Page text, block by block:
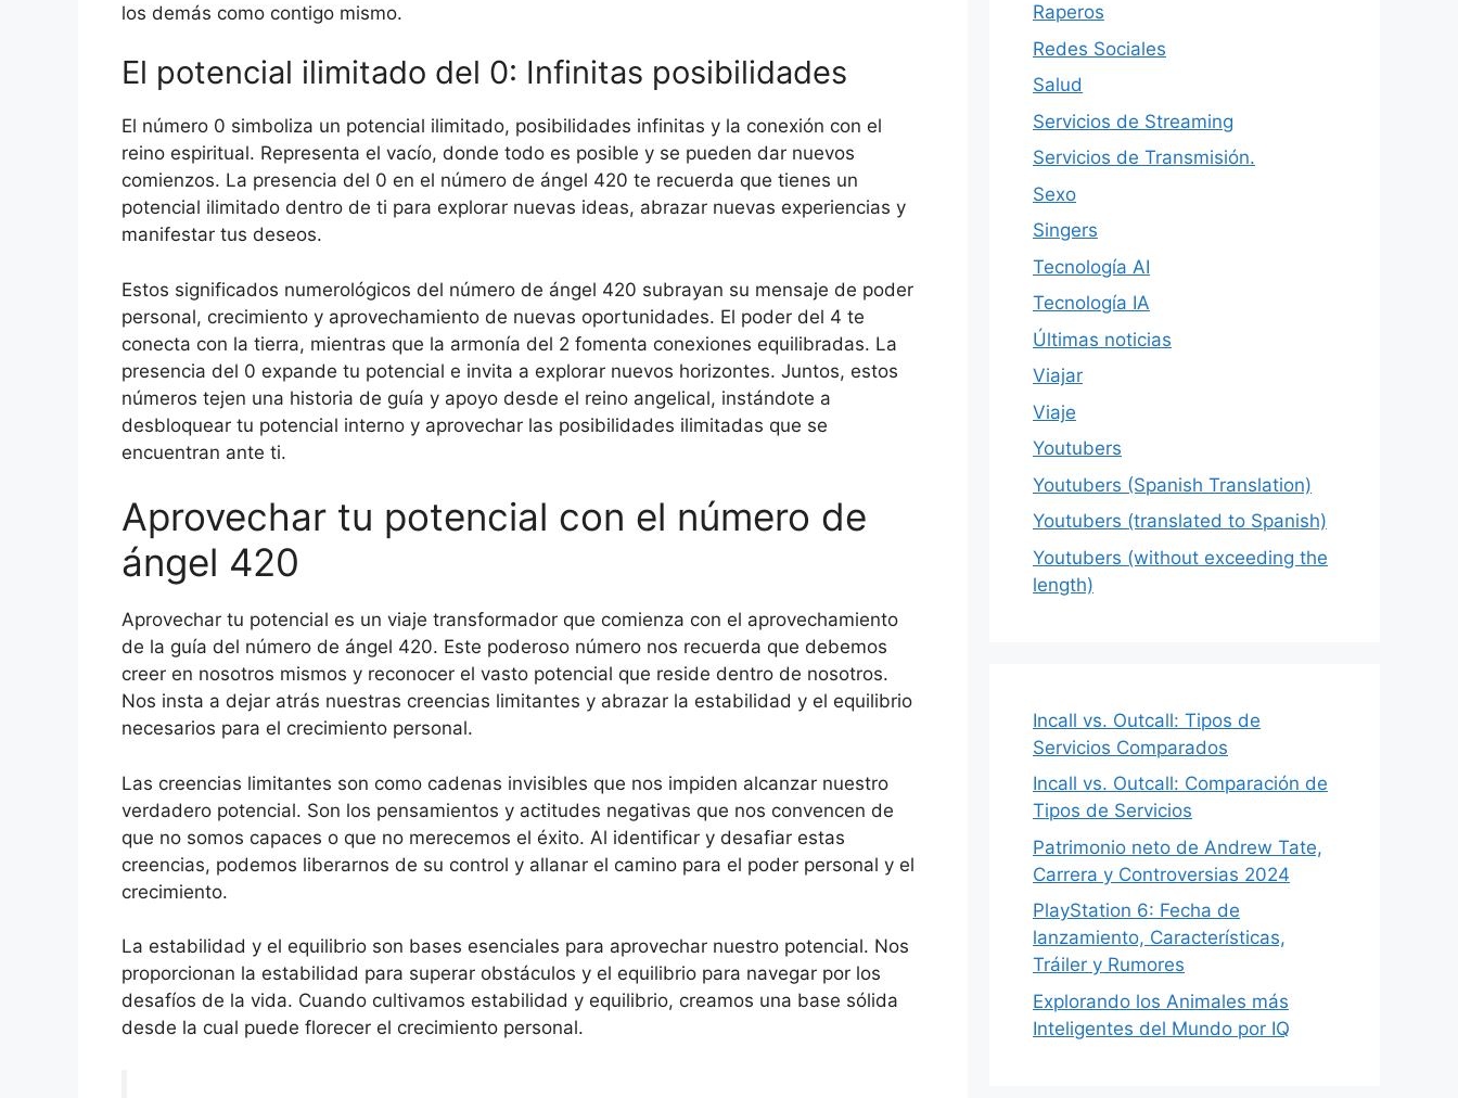
los demás como contigo mismo.
El potencial ilimitado del 0: Infinitas posibilidades
El número 0 simboliza un potencial ilimitado, posibilidades infinitas y la conexión con el
reino espiritual. Representa el vacío, donde todo es posible y se pueden dar nuevos
comienzos. La presencia del 0 en el número de ángel 420 te recuerda que tienes un
potencial ilimitado dentro de ti para explorar nuevas ideas, abrazar nuevas experiencias y
manifestar tus deseos.
Estos significados numerológicos del número de ángel 420 subrayan su mensaje de poder
personal, crecimiento y aprovechamiento de nuevas oportunidades. El poder del 4 te
conecta con la tierra, mientras que la armonía del 2 fomenta conexiones equilibradas. La
presencia del 0 expande tu potencial e invita a explorar nuevos horizontes. Juntos, estos
números tejen una historia de guía y apoyo desde el reino angelical, instándote a
desbloquear tu potencial interno y aprovechar las posibilidades ilimitadas que se
encuentran ante ti.
Aprovechar tu potencial con el número de
ángel 420
Aprovechar tu potencial es un viaje transformador que comienza con el aprovechamiento
de la guía del número de ángel 420. Este poderoso número nos recuerda que debemos
creer en nosotros mismos y reconocer el vasto potencial que reside dentro de nosotros.
Nos insta a dejar atrás nuestras creencias limitantes y abrazar la estabilidad y el equilibrio
necesarios para el crecimiento personal.
Las creencias limitantes son como cadenas invisibles que nos impiden alcanzar nuestro
verdadero potencial. Son los pensamientos y actitudes negativas que nos convencen de
que no somos capaces o que no merecemos el éxito. Al identificar y desafiar estas
creencias, podemos liberarnos de su control y allanar el camino para el poder personal y el
crecimiento.
La estabilidad y el equilibrio son bases esenciales para aprovechar nuestro potencial. Nos
proporcionan la estabilidad para superar obstáculos y el equilibrio para navegar por los
desafíos de la vida. Cuando cultivamos estabilidad y equilibrio, creamos una base sólida
desde la cual puede florecer el crecimiento personal.
Raperos
Redes Sociales
Salud
Servicios de Streaming
Servicios de Transmisión.
Sexo
Singers
Tecnología AI
Tecnología IA
Últimas noticias
Viajar
Viaje
Youtubers
Youtubers (Spanish Translation)
Youtubers (translated to Spanish)
Youtubers (without exceeding the
length)
Incall vs. Outcall: Tipos de
Servicios Comparados
Incall vs. Outcall: Comparación de
Tipos de Servicios
Patrimonio neto de Andrew Tate,
Carrera y Controversias 2024
PlayStation 6: Fecha de
lanzamiento, Características,
Tráiler y Rumores
Explorando los Animales más
Inteligentes del Mundo por IQ